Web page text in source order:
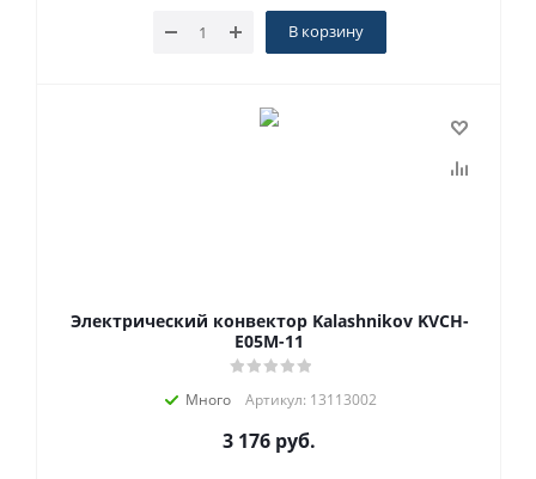
В корзину
Электрический конвектор Kalashnikov KVCH-
E05M-11
Много Артикул: 13113002
3 176 руб.